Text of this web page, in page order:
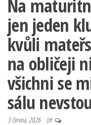
Na
jen jeden
kvůli
na obličeji
všichni se
sálu
3 června, 2026 Off